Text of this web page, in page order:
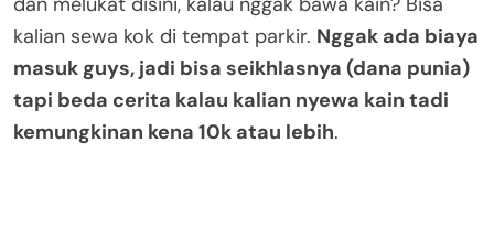
kalian sewa kok di tempat parkir. Nggak ada biaya
masuk guys, jadi bisa seikhlasnya (dana punia)
tapi beda cerita kalau kalian nyewa kain tadi
kemungkinan kena 10k atau lebih.